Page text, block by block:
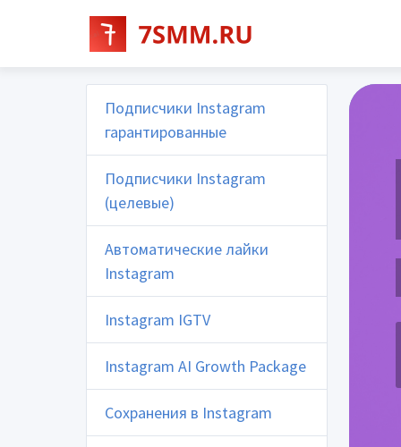
Подписчики Instagram
гарантированные
Подписчики Instagram
(целевые)
Автоматические лайки
Instagram
Instagram IGTV
Instagram AI Growth Package
Сохранения в Instagram